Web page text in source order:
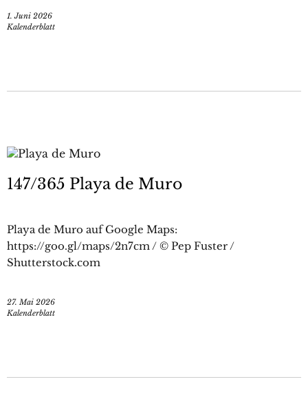
1. Juni 2026
Kalenderblatt
147/365 Playa de Muro
Playa de Muro auf Google Maps:
https://goo.gl/maps/2n7cm / © Pep Fuster /
Shutterstock.com
27. Mai 2026
Kalenderblatt